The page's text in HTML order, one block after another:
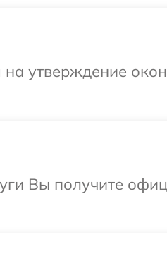
утверждение
Вы получите